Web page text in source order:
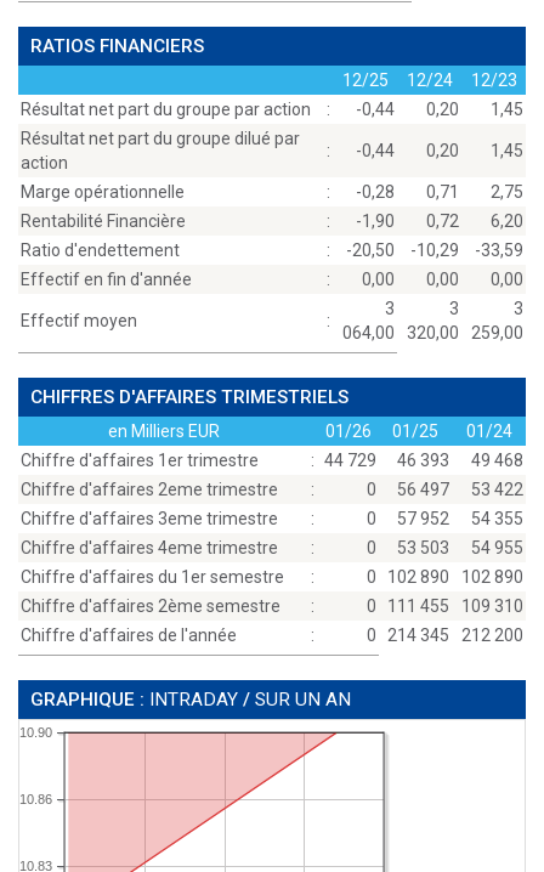
RATIOS FINANCIERS
12/25 12/24
12/23
Résultat net part du groupe par action
: -0,44 0,20
1,45
Résultat net part du groupe dilué par
action
: -0,44 0,20 1,45
Marge opérationnelle : -0,28 0,71
2,75
Rentabilité Financière
: -1,90 0,72
6,20
Ratio d'endettement
: -20,50 -10,29
-33,59
Effectif en fin d'année
: 0,00 0,00 0,00
Effectif moyen :
3
064,00
3
320,00
3
259,00
CHIFFRES D'AFFAIRES TRIMESTRIELS
en Milliers EUR 01/26 01/25
01/24
Chiffre d'affaires 1er trimestre
: 44 729 46 393
49 468
Chiffre d'affaires 2eme trimestre
: 0 56 497
53 422
Chiffre d'affaires 3eme trimestre
: 0 57 952
54 355
Chiffre d'affaires 4eme trimestre
: 0 53 503
54 955
Chiffre d'affaires du 1er semestre
: 0 102 890
102 890
Chiffre d'affaires 2ème semestre
: 0 111 455
109 310
Chiffre d'affaires de l'année
: 0 214 345 212 200
GRAPHIQUE : INTRADAY / SUR UN AN
10.83
10.86
10.90